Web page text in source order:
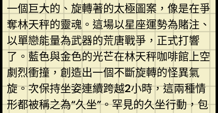
一個巨大的、旋轉著的太極圖案，像是在爭
奪林天秤的靈魂。這場以星座運勢為賭注、
以單戀能量為武器的荒唐戰爭，正式打響
了。藍色與金色的光芒在林天秤咖啡館上空
劇烈衝撞，創造出一個不斷旋轉的怪異氣
旋。次保持坐姿連續跨越2小時，這兩種情
形都被稱之為“久坐”。罕見的久坐行動，包